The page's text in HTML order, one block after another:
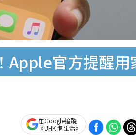
官方提醒用
在Google追蹤
《UHK 港生活》